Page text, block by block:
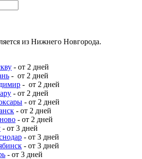
из Нижнего Новгорода.
- от 2 дней
- от 2 дней
- от 2 дней
- от 2 дней
- от 2 дней
- от 2 дней
- от 2 дней
- от 3 дней
- от 3 дней
- от 3 дней
- от 3 дней